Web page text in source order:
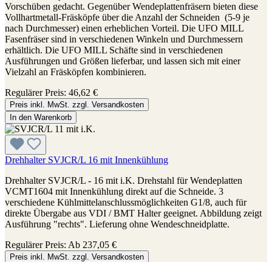
Vorschüben gedacht. Gegenüber Wendeplattenfräsern bieten diese
Vollhartmetall-Fräsköpfe über die Anzahl der Schneiden (5-9 je
nach Durchmesser) einen erheblichen Vorteil. Die UFO MILL
Fasenfräser sind in verschiedenen Winkeln und Durchmessern
erhältlich. Die UFO MILL Schäfte sind in verschiedenen
Ausführungen und Größen lieferbar, und lassen sich mit einer
Vielzahl an Fräsköpfen kombinieren.
Regulärer Preis: 46,62 €
Preis inkl. MwSt. zzgl. Versandkosten
In den Warenkorb
Drehhalter SVJCR/L 16 mit Innenkühlung
Drehhalter SVJCR/L - 16 mit i.K. Drehstahl für Wendeplatten
VCMT1604 mit Innenkühlung direkt auf die Schneide. 3
verschiedene Kühlmittelanschlussmöglichkeiten G1/8, auch für
direkte Übergabe aus VDI / BMT Halter geeignet. Abbildung zeigt
Ausführung "rechts". Lieferung ohne Wendeschneidplatte.
Regulärer Preis: Ab 237,05 €
Preis inkl. MwSt. zzgl. Versandkosten